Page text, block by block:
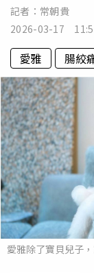
記者： 常朝貴
2026-03-17
愛雅 腸絞
愛雅除了寶貝兒子